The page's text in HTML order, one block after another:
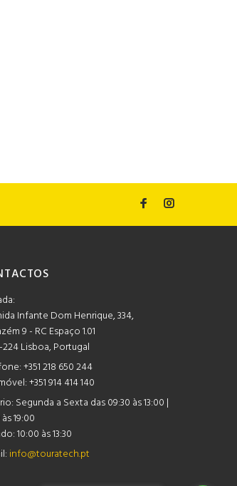
Infante Dom Henrique, 334,
9 - RC Espaço 1.01
224 Lisboa, Portugal
+351 218 650 244
+351 914 414 140
Segunda a Sexta das 09:30 às 13:00 |
19:00
10:00 às 13:30
info@touratech.pt